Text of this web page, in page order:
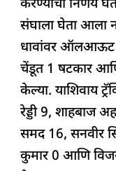
करण्याचा निर्णय
संघाला घेता आला
धावांवर ऑलआऊट
चेंडूत 1 षटकार
केल्या. याशिवाय
रेड्डी 9, शाहबाज
समद 16, सनवीर
कुमार 0 आणि